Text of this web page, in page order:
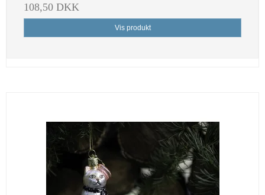
108,50 DKK
Vis produkt